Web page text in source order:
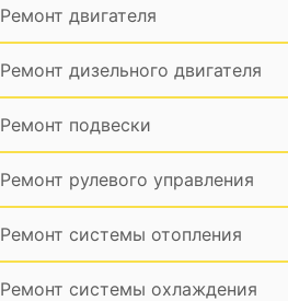
Ремонт двигателя
Ремонт дизельного двигателя
Ремонт подвески
Ремонт рулевого управления
Ремонт системы отопления
Ремонт системы охлаждения